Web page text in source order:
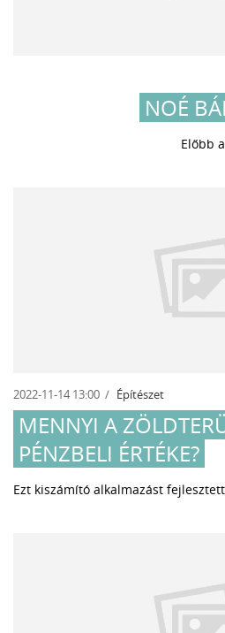
NOÉ
Előbb
2022-11-14 13:00 Építészet
MENNYI A
PÉNZBELI ÉRTÉKE?
Ezt kiszámító alkalmazást